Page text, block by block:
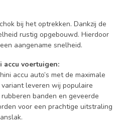
bij het optrekken. Dankzij de
rustig opgebouwd. Hierdoor
aangename snelheid.
accu voertuigen:
accu auto’s met de maximale
leveren wij populaire
banden en geveerde
voor een prachtige uitstraling